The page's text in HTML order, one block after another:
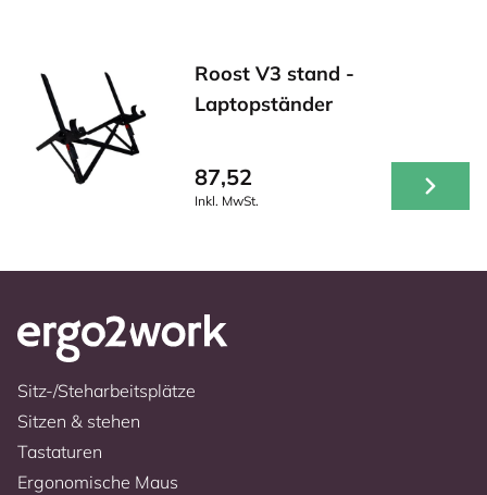
Roost V3 stand -
Laptopständer
87,52
Inkl. MwSt.
Sitz-/Steharbeitsplätze
Sitzen & stehen
Tastaturen
Ergonomische Maus